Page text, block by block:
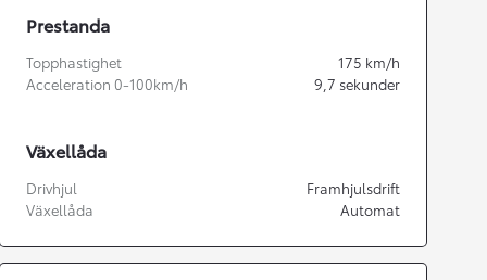
Prestanda
Topphastighet 175 km/h
Acceleration 0-100km/h
9,7 sekunder
Växellåda
Drivhjul
Framhjulsdrift
Växellåda
Automat